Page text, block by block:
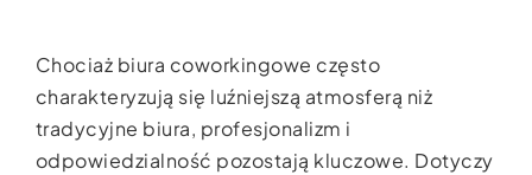
Chociaż biura coworkingowe często
charakteryzują się luźniejszą atmosferą niż
tradycyjne biura, profesjonalizm i
odpowiedzialność pozostają kluczowe. Dotyczy